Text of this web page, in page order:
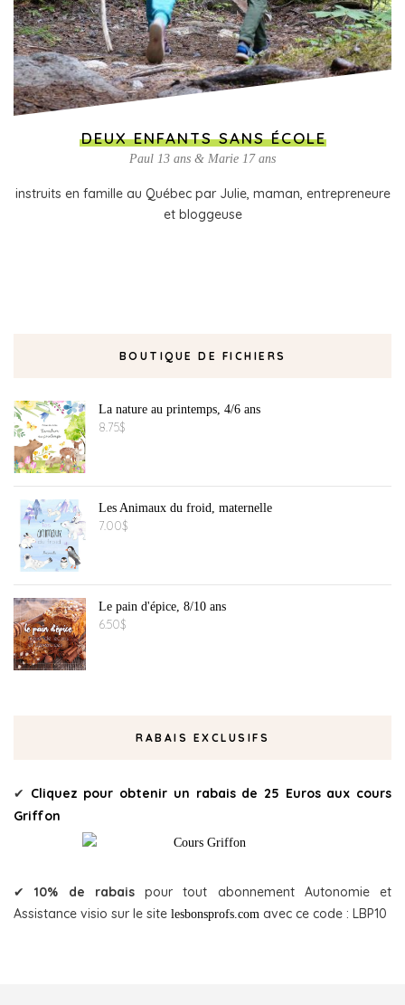
DEUX ENFANTS SANS ÉCOLE
Paul 13 ans & Marie 17 ans
instruits en famille au Québec par Julie, maman, entrepreneure
et bloggeuse
BOUTIQUE DE FICHIERS
La nature au printemps, 4/6 ans
8.75$
Les Animaux du froid, maternelle
7.00$
Le pain d'épice, 8/10 ans
6.50$
RABAIS EXCLUSIFS
✔ Cliquez pour obtenir un rabais de 25 Euros aux cours
Griffon
✔10% de rabaispour tout abonnement Autonomie et
Assistance visio sur le site lesbonsprofs.com avec ce code : LBP10